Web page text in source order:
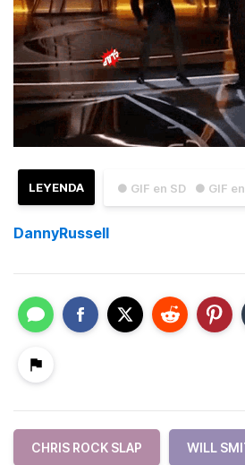
● GIF en SD ● GIF
LEYENDA
DannyRussell
CHRIS ROCK SLAP WILL